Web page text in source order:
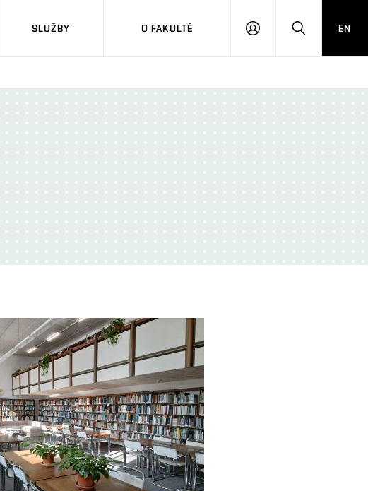
SLUŽBY O FAKULTĚ
PŘIHLÁSITHLEDAT
EN